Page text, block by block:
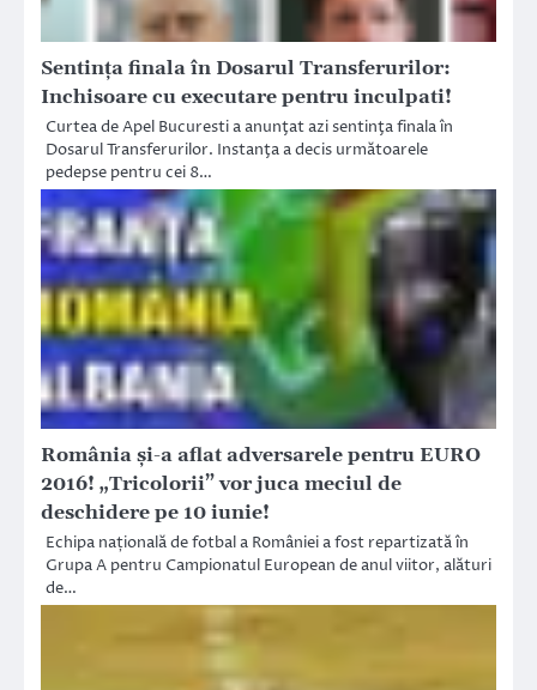
Sentinţa finala în Dosarul Transferurilor:
Inchisoare cu executare pentru inculpati!
Curtea de Apel Bucuresti a anunţat azi sentinţa finala în
Dosarul Transferurilor. Instanţa a decis următoarele
pedepse pentru cei 8…
România și-a aflat adversarele pentru EURO
2016! „Tricolorii” vor juca meciul de
deschidere pe 10 iunie!
Echipa națională de fotbal a României a fost repartizată în
Grupa A pentru Campionatul European de anul viitor, alături
de…